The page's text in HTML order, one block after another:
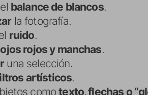
balance de blancos.
la fotografía.
ruido.
ojos rojos y manchas.
una selección.
artísticos.
comotexto, flechas o